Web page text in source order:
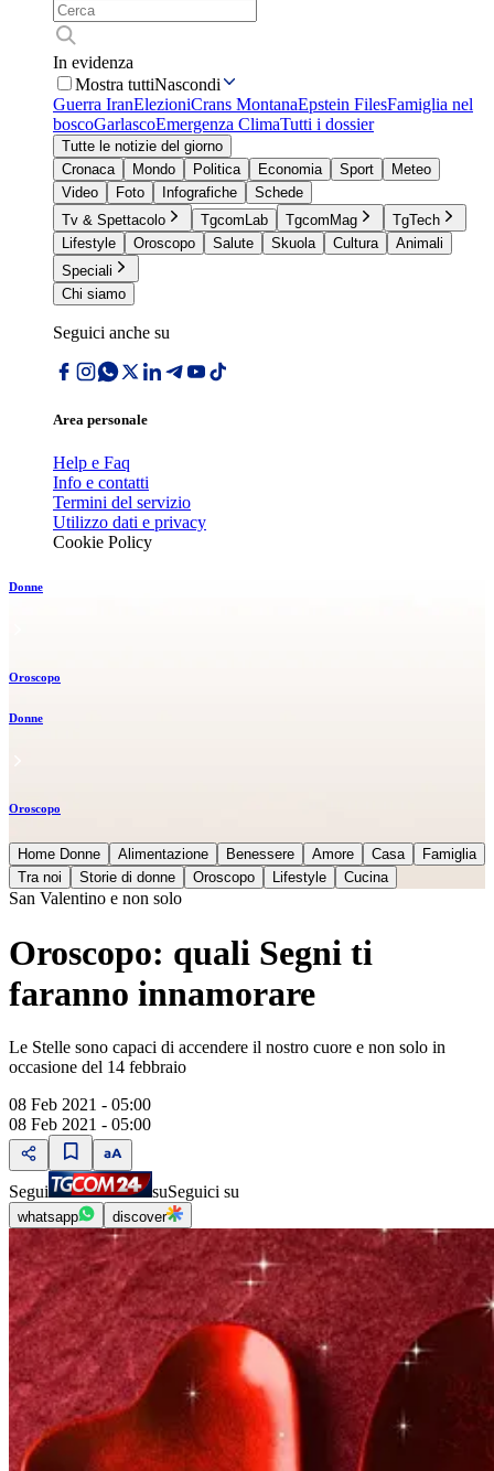
In evidenza
Mostra tuttiNascondi
Guerra IranElezioniCrans MontanaEpstein FilesFamiglia nel
boscoGarlascoEmergenza ClimaTutti i dossier
Tutte le notizie del giorno
Cronaca
Mondo Politica Economia Sport
Meteo
Video
Foto Infografiche
Schede
Tv & Spettacolo
TgcomLab TgcomMag
TgTech
Lifestyle
Oroscopo Salute Skuola Cultura
Animali
Speciali
Chi siamo
Seguici anche su
Area personale
Help e Faq
Info e contatti
Termini del servizio
Utilizzo dati e privacy
Cookie Policy
Donne
Oroscopo
Donne
Oroscopo
Home Donne Alimentazione Benessere Amore Casa
Famiglia
Tra noi
Storie di donne Oroscopo Lifestyle Cucina
San Valentino e non solo
Oroscopo: quali Segni ti
faranno innamorare
Le Stelle sono capaci di accendere il nostro cuore e non solo in
occasione del 14 febbraio
08 Feb 2021 - 05:00
08 Feb 2021 - 05:00
Segui suSeguici su
whatsapp discover